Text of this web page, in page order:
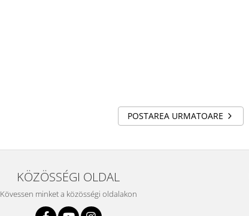
POSTAREA URMATOARE
KÖZÖSSÉGI OLDAL
Kövessen minket a közösségi oldalakon